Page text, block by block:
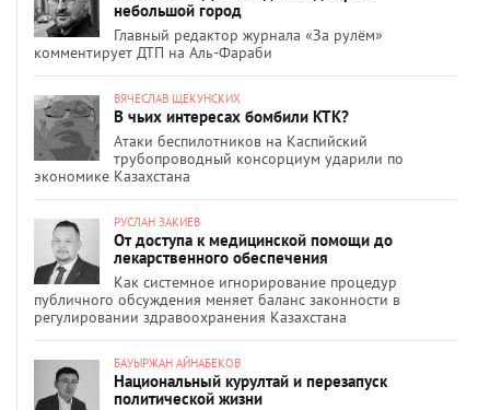
небольшой город
Главный редактор журнала «За рулём»
комментирует ДТП на Аль-Фараби
ВЯЧЕСЛАВ ЩЕКУНСКИХ
В чьих интересах бомбили КТК?
Атаки беспилотников на Каспийский
трубопроводный консорциум ударили по
экономике Казахстана
РУСЛАН ЗАКИЕВ
От доступа к медицинской помощи до
лекарственного обеспечения
Как системное игнорирование процедур
публичного обсуждения меняет баланс законности в
регулировании здравоохранения Казахстана
БАУЫРЖАН АЙНАБЕКОВ
Национальный курултай и перезапуск
политической жизни